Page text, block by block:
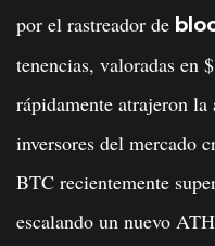
por el rastreador de
tenencias, valoradas en
rápidamente atrajeron
inversores del mercado
BTC recientemente
escalando un nuevo